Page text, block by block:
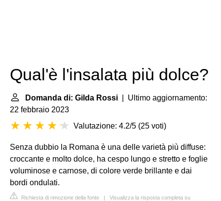
Qual'è l'insalata più dolce?
Domanda di: Gilda Rossi | Ultimo aggiornamento:
22 febbraio 2023
Valutazione: 4.2/5 (25 voti)
Senza dubbio la Romana è una delle varietà più diffuse:
croccante e molto dolce, ha cespo lungo e stretto e foglie
voluminose e carnose, di colore verde brillante e dai
bordi ondulati.
Richiesta di rimozione della fonte | Visualizza la risposta completa su